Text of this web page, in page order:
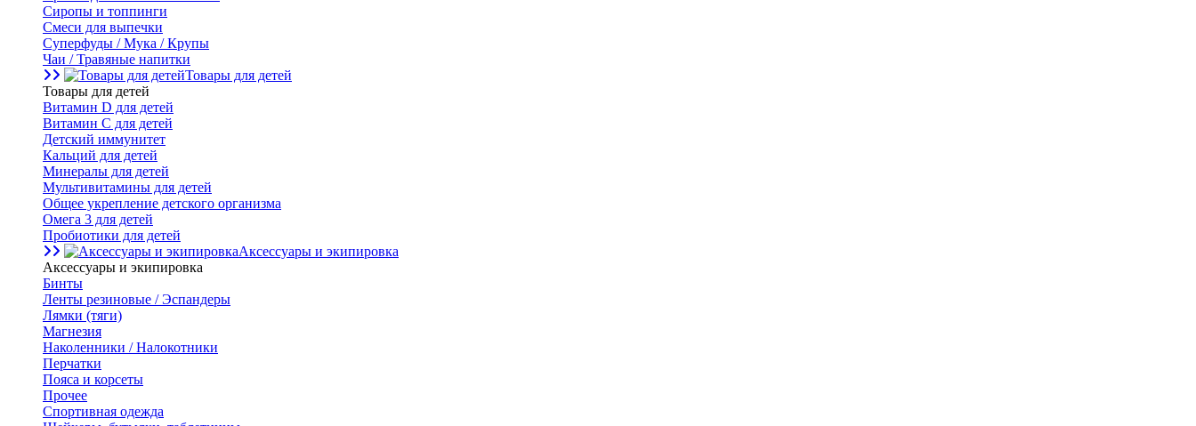
Сиропы и топпинги
Смеси для выпечки
Суперфуды / Мука / Крупы
Чаи / Травяные напитки
Товары для детей
Товары для детей
Витамин D для детей
Витамин С для детей
Детский иммунитет
Кальций для детей
Минералы для детей
Мультивитамины для детей
Общее укрепление детского организма
Омега 3 для детей
Пробиотики для детей
Аксессуары и экипировка
Аксессуары и экипировка
Бинты
Ленты резиновые / Эспандеры
Лямки (тяги)
Магнезия
Наколенники / Налокотники
Перчатки
Пояса и корсеты
Прочее
Спортивная одежда